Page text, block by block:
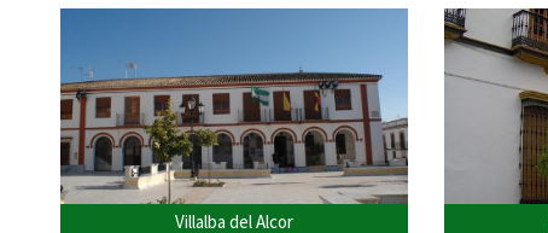
Villalba del Alcor